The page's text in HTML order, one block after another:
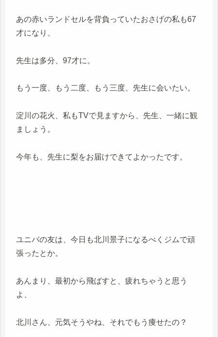
あの赤いランドセルを背負っていたおさげの私も67
才になり、
先生は多分、97才に。
もう一度、もう二度、もう三度、先生に会いたい。
淀川の花火、私もTVで見ますから、先生、一緒に観
ましょう。
今年も、先生に梨をお届けできてよかったです。
ユニバの友は、今日も北川景子になるべくジムで頑
張ったとか。
あんまり、最初から飛ばすと、疲れちゃうと思う
よ、
北川さん、元気そうやね、それでもう痩せたの？